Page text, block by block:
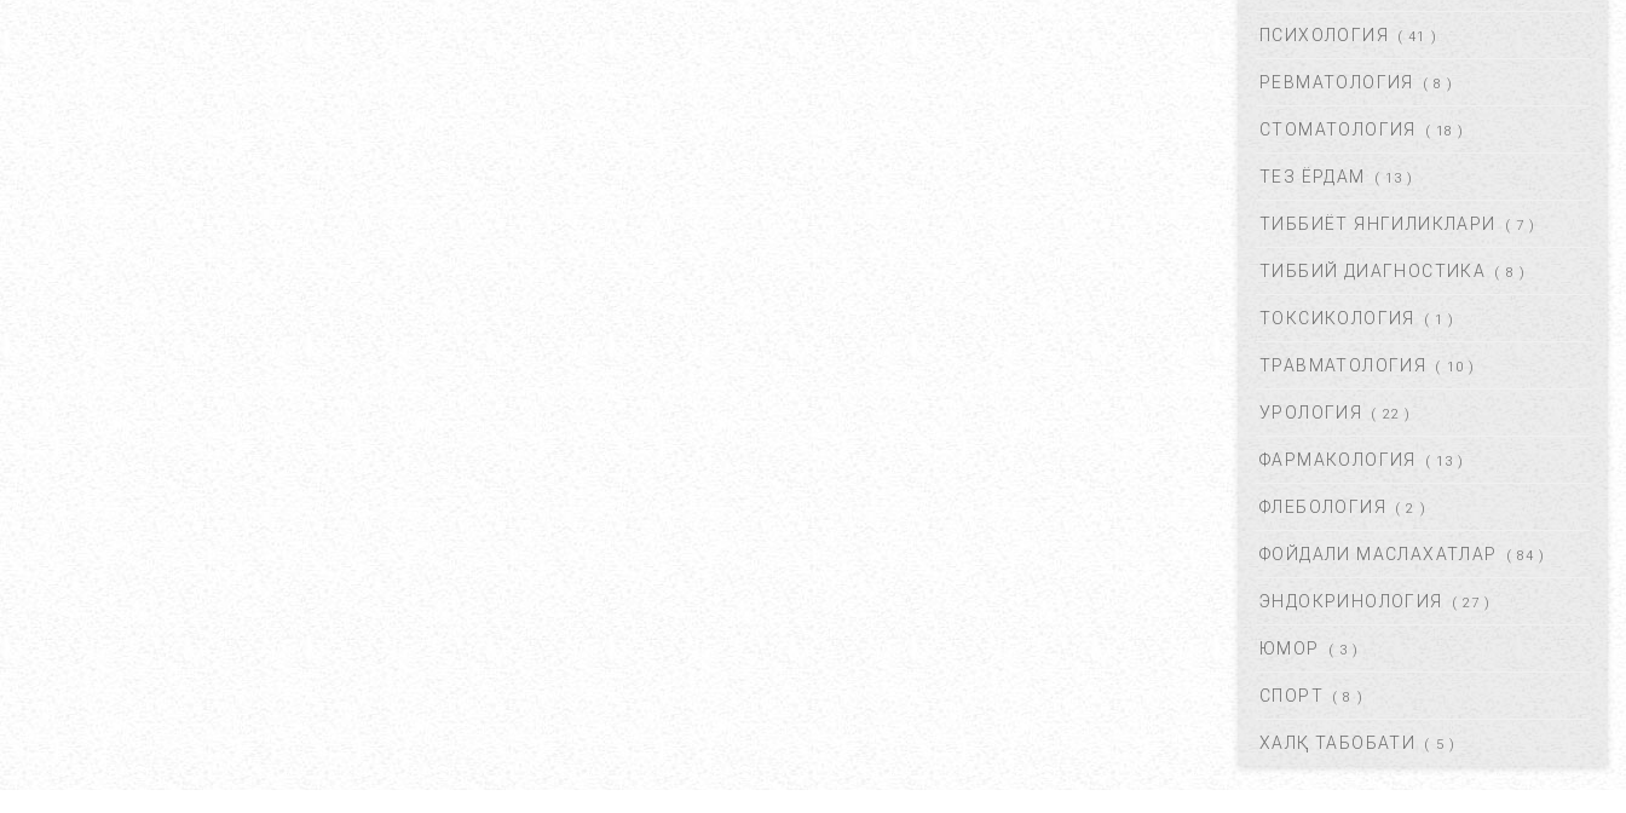
ПОЛИАРТРИТ. ТУРЛАРИ.
ДАВОЛАШ....
ЮЗГА АЛЛЕРГИЯ ТОШИШИ.
УНИНГ САБАБЛАРИ ВА
НОЯ 27, 2017
БАЧАДОН МИОМАСИ,
ДАВОЛАШ. ...
АПР 25, 2018
ҚОРИН ДАМ БЎЛИШИ
ҚУТУЛИШ ЙЎЛЛАРИ....
ИЮЛ 16, 2021
ПСИХОЛОГИЯ ( 41 )
РЕВМАТОЛОГИЯ ( 8 )
СТОМАТОЛОГИЯ ( 18 )
ТЕЗ ЁРДАМ ( 13 )
ТИББИЁТ ЯНГИЛИКЛАРИ ( 7 )
ТИББИЙ ДИАГНОСТИКА ( 8 )
ТОКСИКОЛОГИЯ ( 1 )
ТРАВМАТОЛОГИЯ ( 10 )
УРОЛОГИЯ ( 22 )
ФАРМАКОЛОГИЯ ( 13 )
ФЛЕБОЛОГИЯ ( 2 )
ФОЙДАЛИ МАСЛАХАТЛАР ( 84 )
ЭНДОКРИНОЛОГИЯ ( 27 )
ЮМОР ( 3 )
СПОРТ ( 8 )
ХАЛҚ ТАБОБАТИ ( 5 )